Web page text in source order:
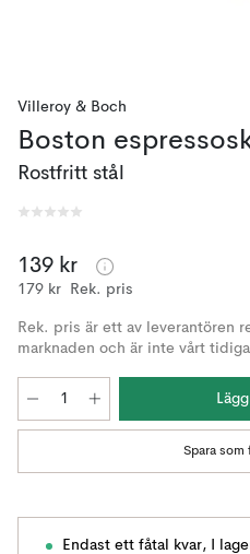
Villeroy & Boch
Boston
Rostfritt stål
139 kr
179 kr Rek. pris
Rek. pris är ett av leverantören
marknaden och är inte vårt
Spara som
Endast ett fåtal kvar, I